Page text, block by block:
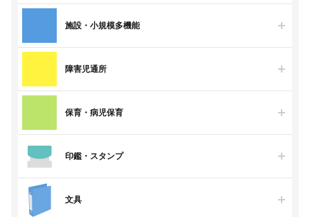
施設・小規模多機能
障害児通所
保育・病児保育
印鑑・スタンプ
文具